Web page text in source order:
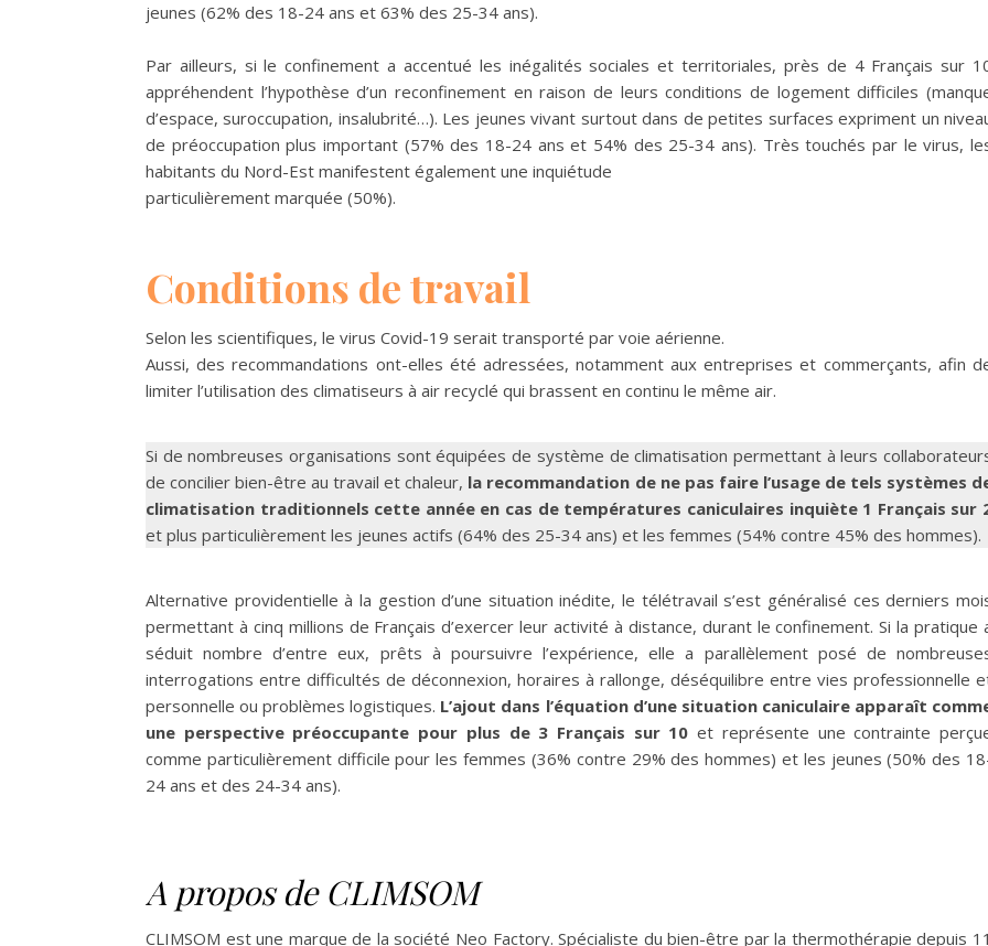
jeunes (62% des 18-24 ans et 63% des 25-34 ans).
Par ailleurs, si le confinement a accentué les inégalités sociales et territoriales, près de 4 Français sur
appréhendent l’hypothèse d’un reconfinement en raison de leurs conditions de logement difficiles
d’espace, suroccupation, insalubrité…). Les jeunes vivant surtout dans de petites surfaces expriment un
de préoccupation plus important (57% des 18-24 ans et 54% des 25-34 ans). Très touchés par le virus,
habitants du Nord-Est manifestent également une inquiétude
particulièrement marquée (50%).
Conditions de travail
Selon les scientifiques, le virus Covid-19 serait transporté par voie aérienne.
Aussi, des recommandations ont-elles été adressées, notamment aux entreprises et commerçants, afin
limiter l’utilisation des climatiseurs à air recyclé qui brassent en continu le même air.
Si de nombreuses organisations sont équipées de système de climatisation permettant à leurs
de concilier bien-être au travail et chaleur, la recommandation de ne pas faire l’usage de tels systèmes
climatisation traditionnels cette année en cas de températures caniculaires inquiète 1 Français sur
et plus particulièrement les jeunes actifs (64% des 25-34 ans) et les femmes (54% contre 45% des hommes).
Alternative providentielle à la gestion d’une situation inédite, le télétravail s’est généralisé ces derniers
permettant à cinq millions de Français d’exercer leur activité à distance, durant le confinement. Si la pratique
séduit nombre d’entre eux, prêts à poursuivre l’expérience, elle a parallèlement posé de
interrogations entre difficultés de déconnexion, horaires à rallonge, déséquilibre entre vies professionnelle
personnelle ou problèmes logistiques. L’ajout dans l’équation d’une situation caniculaire apparaît
une perspective préoccupante pour plus de 3 Français sur 10 et représente une contrainte
comme particulièrement difficile pour les femmes (36% contre 29% des hommes) et les jeunes (50% des
24 ans et des 24-34 ans).
A propos de CLIMSOM
CLIMSOM est une marque de la société Neo Factory. Spécialiste du bien-être par la thermothérapie depuis 11